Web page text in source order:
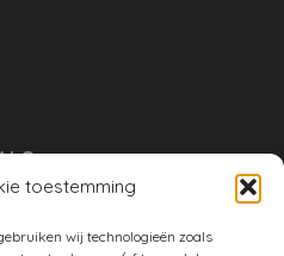
toestemming
wij technologieën zoals